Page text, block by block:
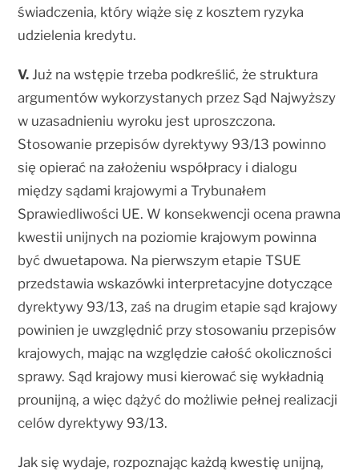
świadczenia, który wiąże się z kosztem ryzyka
udzielenia kredytu.
V. Już na wstępie trzeba podkreślić, że struktura
argumentów wykorzystanych przez Sąd Najwyższy
w uzasadnieniu wyroku jest uproszczona.
Stosowanie przepisów dyrektywy 93/13 powinno
się opierać na założeniu współpracy i dialogu
między sądami krajowymi a Trybunałem
Sprawiedliwości UE. W konsekwencji ocena prawna
kwestii unijnych na poziomie krajowym powinna
być dwuetapowa. Na pierwszym etapie TSUE
przedstawia wskazówki interpretacyjne dotyczące
dyrektywy 93/13, zaś na drugim etapie sąd krajowy
powinien je uwzględnić przy stosowaniu przepisów
krajowych, mając na względzie całość okoliczności
sprawy. Sąd krajowy musi kierować się wykładnią
prounijną, a więc dążyć do możliwie pełnej realizacji
celów dyrektywy 93/13.
Jak się wydaje, rozpoznając każdą kwestię unijną,